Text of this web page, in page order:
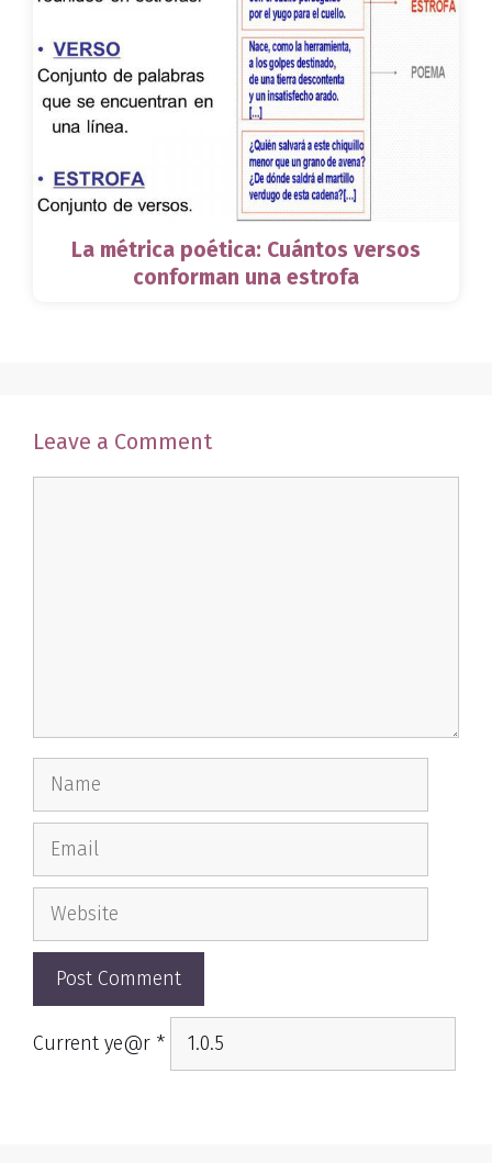
La métrica poética: Cuántos versos
conforman una estrofa
Leave a Comment
Name
Email
Website
Current ye@r *